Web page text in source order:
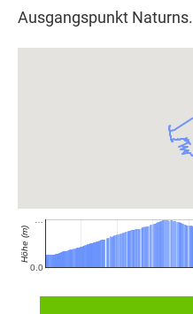
Ausgangspunkt Naturns.